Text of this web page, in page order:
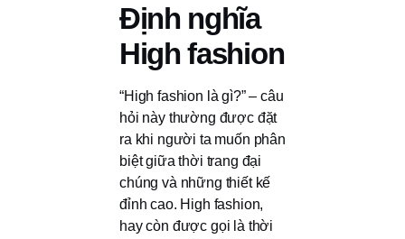
Định nghĩa
High fashion
“High fashion là gì?” – câu
hỏi này thường được đặt
ra khi người ta muốn phân
biệt giữa thời trang đại
chúng và những thiết kế
đỉnh cao. High fashion,
hay còn được gọi là thời